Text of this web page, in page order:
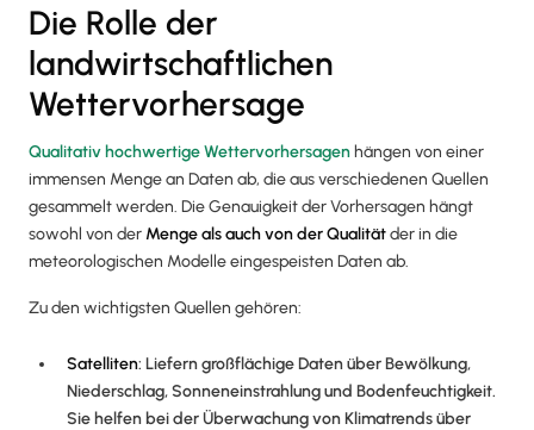
Die Rolle der
landwirtschaftlichen
Wettervorhersage
Qualitativ hochwertige Wettervorhersagen hängen von einer
immensen Menge an Daten ab, die aus verschiedenen Quellen
gesammelt werden. Die Genauigkeit der Vorhersagen hängt
sowohl von der Menge als auch von der Qualitätder in die
meteorologischen Modelle eingespeisten Daten ab.
Zu den wichtigsten Quellen gehören:
Satelliten: Liefern großflächige Daten über Bewölkung,
Niederschlag, Sonneneinstrahlung und Bodenfeuchtigkeit.
Sie helfen bei der Überwachung von Klimatrends über